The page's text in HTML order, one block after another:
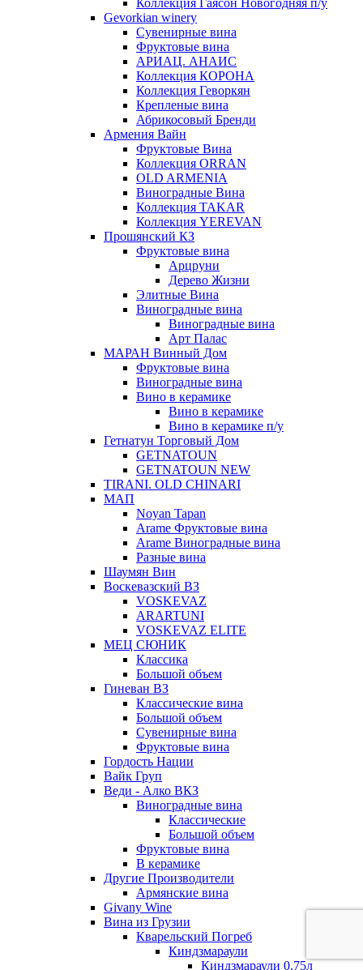
Коллекция Гаясон Новогодняя п/у
Gevorkian winery
Сувенирные вина
Фруктовые вина
АРИАЦ. АНАИС
Коллекция КОРОНА
Коллекция Геворкян
Крепленые вина
Абрикосовый Бренди
Армения Вайн
Фруктовые Вина
Коллекция ORRAN
OLD ARMENIA
Виноградные Вина
Коллекция TAKAR
Коллекция YEREVAN
Прошянский КЗ
Фруктовые вина
Арцруни
Дерево Жизни
Элитные Вина
Виноградные вина
Виноградные вина
Арт Палас
МАРАН Винный Дом
Фруктовые вина
Виноградные вина
Вино в керамике
Вино в керамике
Вино в керамике п/у
Гетнатун Торговый Дом
GETNATOUN
GETNATOUN NEW
TIRANI. OLD CHINARI
МАП
Noyan Tapan
Arame Фруктовые вина
Arame Виноградные вина
Разные вина
Шаумян Вин
Воскевазский ВЗ
VOSKEVAZ
ARARTUNI
VOSKEVAZ ELITE
МЕЦ СЮНИК
Классика
Большой объем
Гиневан ВЗ
Классические вина
Большой объем
Сувенирные вина
Фруктовые вина
Гордость Нации
Вайк Груп
Веди - Алко ВКЗ
Виноградные вина
Классические
Большой объем
Фруктовые вина
В керамике
Другие Производители
Армянские вина
Givany Wine
Вина из Грузии
Кварельский Погреб
Киндзмараули
Киндзмараули 0,75л